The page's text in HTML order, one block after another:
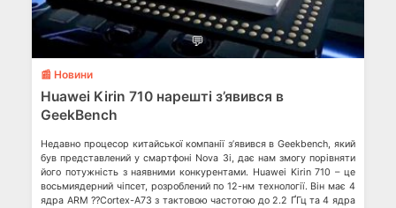
💬
📰 Новини
Huawei Kirin 710 нарешті з’явився в
GeekBench
Недавно процесор китайської компанії з’явився в Geekbench, який
був представлений у смартфоні Nova 3i, дає нам змогу порівняти
його потужність з наявними конкурентами. Huawei Kirin 710 – це
восьмиядерний чіпсет, розроблений по 12-нм технології. Він має 4
ядра ARM ??Cortex-A73 з тактовою частотою до 2.2 ҐГц та 4 ядра